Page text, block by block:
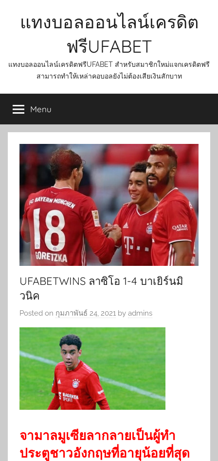
แทงบอลออนไลน์เครดิต
ฟรีUFABET
แทงบอลออนไลน์เครดิตฟรีUFABET สำหรับสมาชิกใหม่แจกเครดิตฟรี
สามารถทำให้เหล่าคอบอลยังไม่ต้องเสียเงินสักบาท
Menu
UFABETWINS ลาซิโอ 1-4 บาเยิร์นมิ
วนิค
Posted on กุมภาพันธ์ 24, 2021 by admins
จามาลมูเซียลากลายเป็นผู้ทำ
ประตูชาวอังกฤษที่อายุน้อยที่สุด